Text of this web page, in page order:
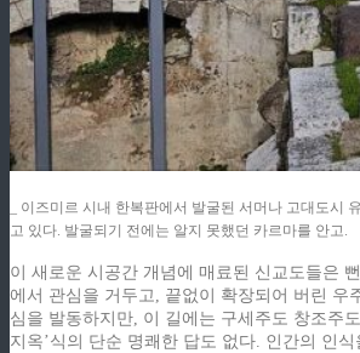
_ 이즈미르 시내 한복판에서 발굴된 서머나 고대도시
고 있다. 발굴되기 전에는 알지 못했던 카르마를 안고.
이 새로운 시공간 개념에 매료된 신교도들은
에서 관심을 거두고, 끝없이 확장되어 버린 우
심을 발동하지만, 이 길에는 구세주도 창조주
지옥’식의 단순 명쾌한 답도 없다. 인간의 인